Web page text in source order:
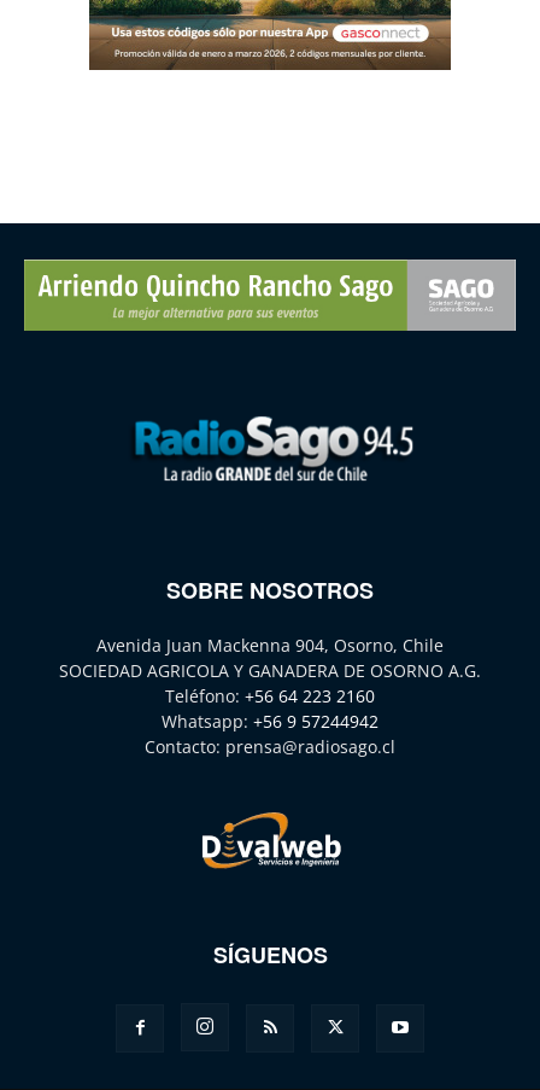
SOBRE NOSOTROS
Avenida Juan Mackenna 904, Osorno, Chile
SOCIEDAD AGRICOLA Y GANADERA DE OSORNO A.G.
Teléfono: +56 64 223 2160
Whatsapp: +56 9 57244942
Contacto: prensa@radiosago.cl
SÍGUENOS